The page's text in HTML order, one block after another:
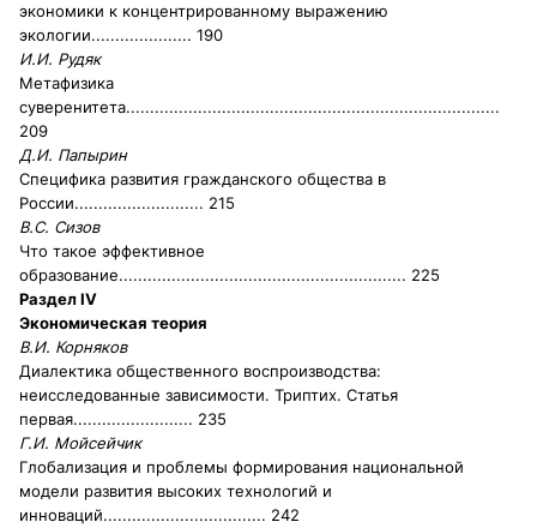
экономики к концентрированному выражению
экологии..................... 190
И.И. Рудяк
Метафизика
суверенитета..............................................................................
209
Д.И. Папырин
Специфика развития гражданского общества в
России........................... 215
В.С. Сизов
Что такое эффективное
образование............................................................ 225
Раздел IV
Экономическая теория
В.И. Корняков
Диалектика общественного воспроизводства:
неисследованные зависимости. Триптих. Статья
первая......................... 235
Г.И. Мойсейчик
Глобализация и проблемы формирования национальной
модели развития высоких технологий и
инноваций.................................. 242